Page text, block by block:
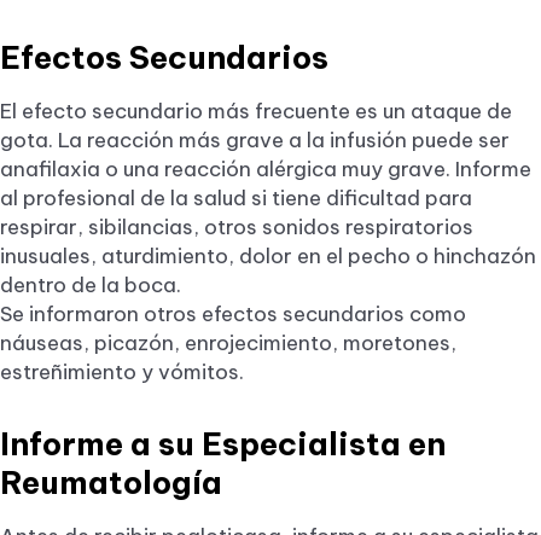
Efectos Secundarios
El efecto secundario más frecuente es un ataque de
gota. La reacción más grave a la infusión puede ser
anafilaxia o una reacción alérgica muy grave. Informe
al profesional de la salud si tiene dificultad para
respirar, sibilancias, otros sonidos respiratorios
inusuales, aturdimiento, dolor en el pecho o hinchazón
dentro de la boca.
Se informaron otros efectos secundarios como
náuseas, picazón, enrojecimiento, moretones,
estreñimiento y vómitos.
Informe a su Especialista en
Reumatología